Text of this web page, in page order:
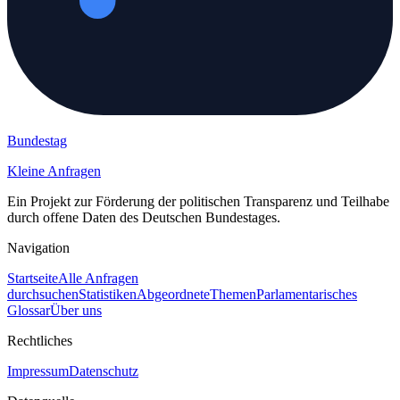
Bundestag
Kleine Anfragen
Ein Projekt zur Förderung der politischen Transparenz und Teilhabe
durch offene Daten des Deutschen Bundestages.
Navigation
StartseiteAlle Anfragen
durchsuchenStatistikenAbgeordneteThemenParlamentarisches
GlossarÜber uns
Rechtliches
ImpressumDatenschutz